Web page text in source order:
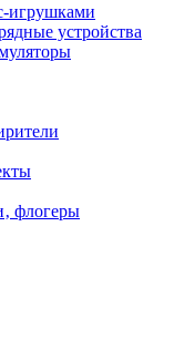
игрушками
устройства
флогеры